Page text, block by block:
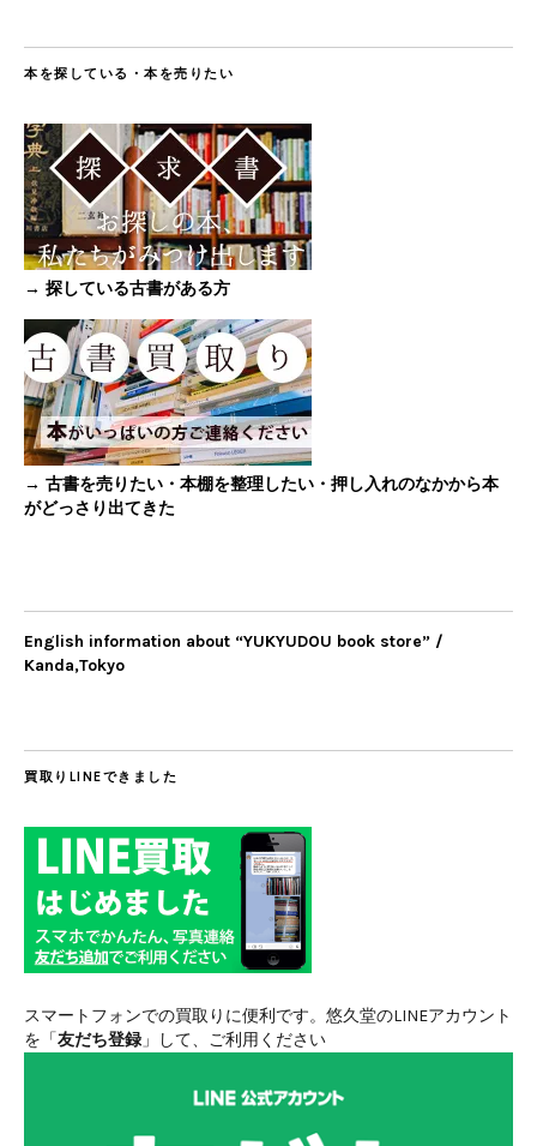
本を探している・本を売りたい
→ 探している古書がある方
→ 古書を売りたい・本棚を整理したい・押し入れのなかから本
がどっさり出てきた
English information about “YUKYUDOU book store” /
Kanda,Tokyo
買取りLINEできました
スマートフォンでの買取りに便利です。悠久堂のLINEアカウント
を「友だち登録 」して、ご利用ください